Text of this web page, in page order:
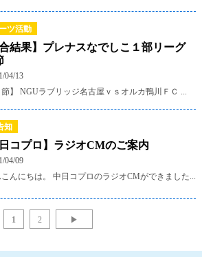
ツ活動
合結果】プレナスなでしこ１部リーグ
04/13
節】 NGUラブリッジ名古屋ｖｓオルカ鴨川ＦＣ ...
知
日コプロ】ラジオCMのご案内
04/09
んにちは。 中日コプロのラジオCMができました...
1 2 ▶